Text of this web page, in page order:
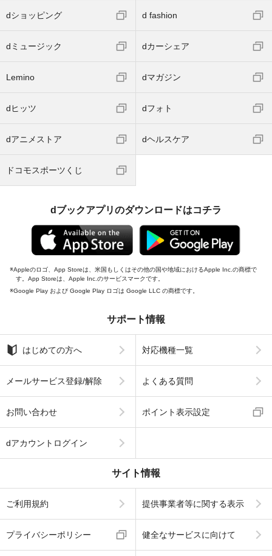
dショッピング d fashion
dミュージック dカーシェア
Lemino dマガジン
dヒッツ dフォト
dアニメストア dヘルスケア
ドコモスポーツくじ
dブックアプリのダウンロードはコチラ
Appleのロゴ、App Storeは、米国もしくはその他の国や地域におけるApple Inc.の商標で
す。App Storeは、Apple Inc.のサービスマークです。
Google Play および Google Play ロゴは Google LLC の商標です。
サポート情報
はじめての方へ 対応機種一覧
メールサービス登録/解除 よくある質問
お問い合わせ ポイント表示設定
dアカウントログイン
サイト情報
ご利用規約 提供事業者等に関する表示
プライバシーポリシー 健全なサービスに向けて